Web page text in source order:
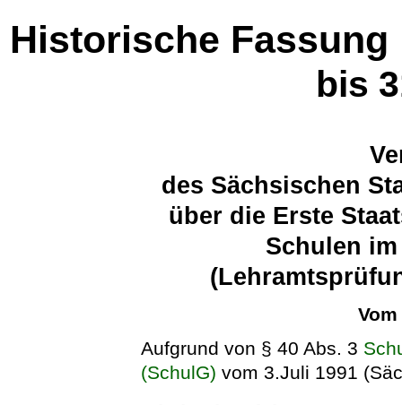
Historische Fassung
bis
des Sächsischen
über die Erste
Schulen
Aufgrund von § 40 Abs. 3
(SchulG) vom 3.Juli 1991